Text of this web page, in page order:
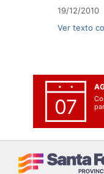
19/12/2010
Ver texto
07